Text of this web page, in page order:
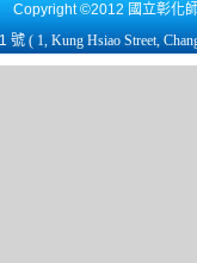
Copyright ©2012 國立彰化
號 ( 1, Kung Hsiao Street,